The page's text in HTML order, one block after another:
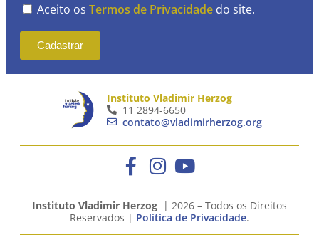
Aceito os Termos de Privacidade do site.
Cadastrar
Instituto Vladimir Herzog
11 2894-6650
contato@vladimirherzog.org
Instituto Vladimir Herzog | 2026 – Todos os Direitos
Reservados | Política de Privacidade.